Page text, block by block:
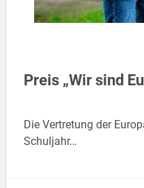
Preis „Wir sind
Die Vertretung der
Schuljahr…